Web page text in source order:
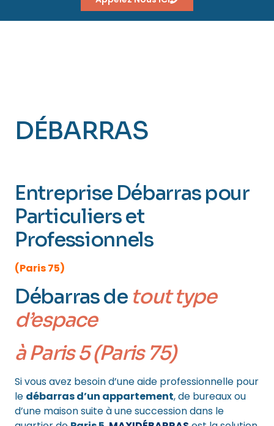
DÉBARRAS
Entreprise Débarras pour
Particuliers et
Professionnels
(Paris 75)
Débarras de tout type
d’espace
à Paris 5 (Paris 75)
Si vous avez besoin d’une aide professionnelle pour
le débarras d’un appartement, de bureaux ou
d’une maison suite à une succession dans le